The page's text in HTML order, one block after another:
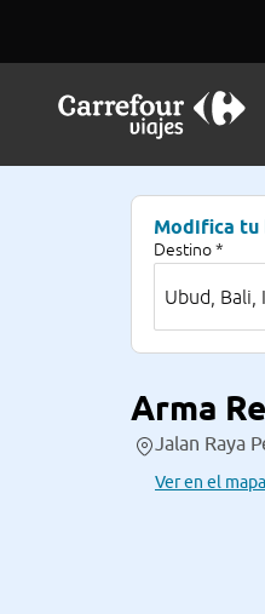
Modifica tu
Destino *
Arma
Jalan Raya
Ver en el mapa